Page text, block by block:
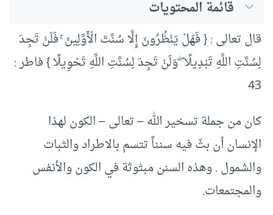
قائمة المحتويات
قال تعالى : { فَهَلْ يَنْظُرُونَ إِلَّا سُنَّتَ الْأَوَّلِينَ ۚ فَلَنْ تَجِدَ
لِسُنَّتِ اللَّهِ تَبْدِيلًا ۖ وَلَنْ تَجِدَ لِسُنَّتِ اللَّهِ تَحْوِيلًا } فاطر :
43
كان من جملة تسخير الله – تعالى – الكون لهذا
الإنسان أن بثّ فيه سنناً تتسم بالاطراد والثبات
والشمول . وهذه السنن مبثوثة في الكون والأنفس
والمجتمعات.